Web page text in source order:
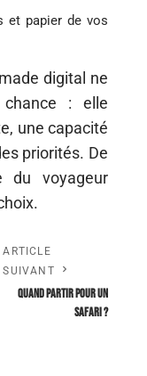
et papier de vos
digital ne
: elle
une capacité
priorités. De
voyageur
ARTICLE
SUIVANT
Quand partir pour un
safari ?